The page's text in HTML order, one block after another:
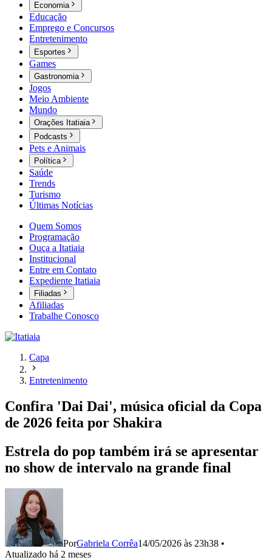
Economia
Educação
Emprego e Concursos
Entretenimento
Esportes
Games
Gastronomia
Jogos
Meio Ambiente
Mundo
Orações Itatiaia
Podcasts
Pets e Animais
Política
Saúde
Trends
Turismo
Últimas Notícias
Quem Somos
Programação
Ouça a Itatiaia
Institucional
Entre em Contato
Expediente Itatiaia
Filiadas
Afiliadas
Trabalhe Conosco
Capa
Entretenimento
Confira 'Dai Dai', música oficial da Copa
de 2026 feita por Shakira
Estrela do pop também irá se apresentar
no show de intervalo na grande final
PorGabriela Corrêa14/05/2026 às 23h38 •
Atualizado há 2 meses